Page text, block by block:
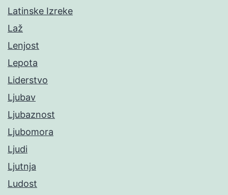
Latinske Izreke
Laž
Lenjost
Lepota
Liderstvo
Ljubav
Ljubaznost
Ljubomora
Ljudi
Ljutnja
Ludost